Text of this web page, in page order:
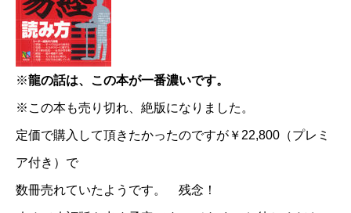
※龍の話は、この本が一番濃いです。
※この本も売り切れ、絶版になりました。
定価で購入して頂きたかったのですが￥22,800（プレミ
ア付き）で
数冊売れていたようです。 残念！